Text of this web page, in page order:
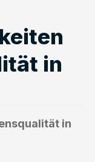
in
in